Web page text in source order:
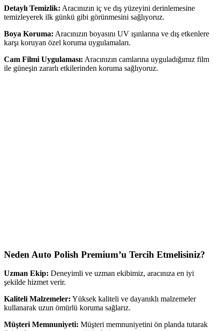
Detaylı Temizlik: Aracınızın iç ve dış yüzeyini derinlemesine
temizleyerek ilk günkü gibi görünmesini sağlıyoruz.
Boya Koruma: Aracınızın boyasını UV ışınlarına ve dış etkenlere
karşı koruyan özel koruma uygulamaları.
Cam Filmi Uygulaması: Aracınızın camlarına uyguladığımız film
ile güneşin zararlı etkilerinden koruma sağlıyoruz.
Neden Auto Polish Premium’u Tercih Etmelisiniz?
Uzman Ekip: Deneyimli ve uzman ekibimiz, aracınıza en iyi
şekilde hizmet verir.
Kaliteli Malzemeler: Yüksek kaliteli ve dayanıklı malzemeler
kullanarak uzun ömürlü koruma sağlarız.
Müşteri Memnuniyeti: Müşteri memnuniyetini ön planda tutarak